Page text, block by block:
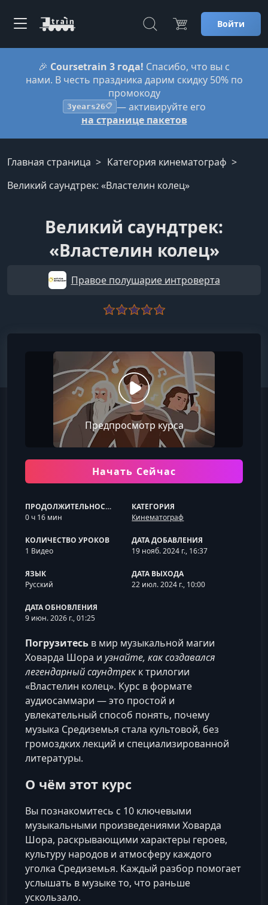
Войти
🎉 Coursetrain 3 года! Спасибо, что вы с
нами. В честь праздника дарим скидку 50% по
промокоду
3years26📋 — активируйте его
на странице пакетов
Главная страница
Категория кинематограф
Великий саундтрек: «Властелин колец»
Великий саундтрек:
«Властелин колец»
Правое полушарие интроверта
Предпросмотр курса
Начать Сейчас
ПРОДОЛЖИТЕЛЬНОСТЬ
0 ч 16 мин
КАТЕГОРИЯ
Кинематограф
КОЛИЧЕСТВО УРОКОВ
1 Видео
ДАТА ДОБАВЛЕНИЯ
19 нояб. 2024 г., 16:37
ЯЗЫК
Русский
ДАТА ВЫХОДА
22 июл. 2024 г., 10:00
ДАТА ОБНОВЛЕНИЯ
9 июн. 2026 г., 01:25
Погрузитесь в мир музыкальной магии
Ховарда Шора и узнайте, как создавался
легендарный саундтрекк трилогии
«Властелин колец». Курс в формате
аудиосаммари — это простой и
увлекательный способ понять, почему
музыка Средиземья стала культовой, без
громоздких лекций и специализированной
литературы.
О чём этот курс
Вы познакомитесь с 10 ключевыми
музыкальными произведениями Ховарда
Шора, раскрывающими характеры героев,
культуру народов и атмосферу каждого
уголка Средиземья. Каждый разбор помогает
услышать в музыке то, что раньше
ускользало.